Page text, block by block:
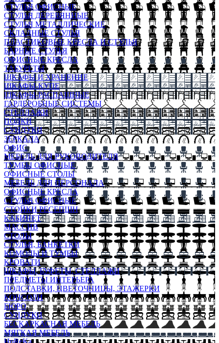
СТУЛЬЯ ОФИСНЫЕ
СТУЛЬЯ ДЕРЕВЯННЫЕ
СТУЛЬЯ МЕТАЛЛИЧЕСКИЕ
СКЛАДНЫЕ СТУЛЬЯ
ПЛАСТИКОВЫЕ КРЕСЛА И СТУЛЬЯ
БАРНЫЕ СТУЛЬЯ
ОФИСНЫЕ КРЕСЛА
ТАБУРЕТЫ
ШКАФЫ И ХРАНЕНИЕ
ШКАФЫ-КУПЕ
ШКАФЫ-РАСПАШНЫЕ
ГАРДЕРОБНЫЕ СИСТЕМЫ
СТЕЛЛАЖИ
ПОЛКИ
СУНДУКИ
ЗЕРКАЛА
ОФИС
МЕБЕЛЬ ДЛЯ РУКОВОДИТЕЛЯ
ТУМБЫ ОФИСНЫЕ
ОФИСНЫЕ СТОЛЫ
МЕБЕЛЬ ДЛЯ ПЕРСОНАЛА
ОФИСНЫЕ КРЕСЛА
СТУЛЬЯ ОФИСНЫЕ
СТОЙКИ РЕСЕПШН
КАБИНЕТ
МАССИВ
СТОЛЫ
СТУЛЬЯ, БАНКЕТКИ
КОМОДЫ И ТУМБЫ
КРОВАТИ
ШКАФЫ, БУФЕТЫ, СТЕЛЛАЖИ
ПРЕДМЕТЫ ИНТЕРЬЕРА
ПОДСТАВКИ, ЦВЕТОЧНИЦЫ, ЭТАЖЕРКИ
КОНСОЛИ
БЮРО
СУНДУКИ
БЕСКАРКАСНАЯ МЕБЕЛЬ
МЯГКАЯ МЕБЕЛЬ